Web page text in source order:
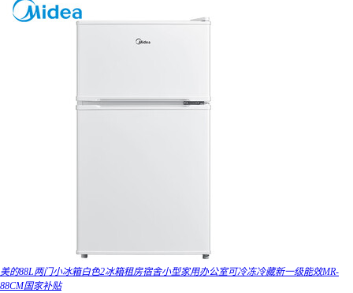
美的88L两门小冰箱白色2冰箱租房宿舍小型家用办公室可冷冻冷藏新一级能效MR-
88CM国家补贴